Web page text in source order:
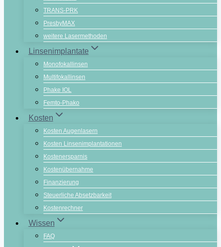
TRANS-PRK
PresbyMAX
weitere Lasermethoden
Linsenimplantate
Monofokallinsen
Multifokallinsen
Phake IOL
Femto-Phako
Kosten
Kosten Augenlasern
Kosten Linsenimplantationen
Kostenersparnis
Kostenübernahme
Finanzierung
Steuerliche Absetzbarkeit
Kostenrechner
Wissen
FAQ